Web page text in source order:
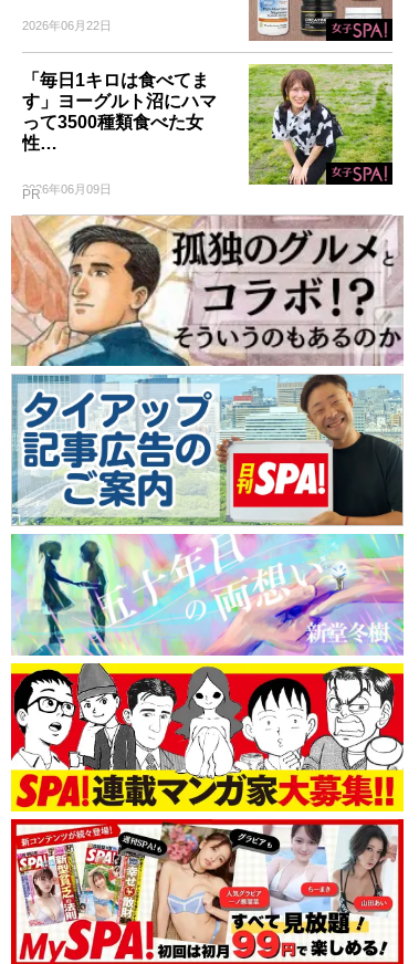
2026年06月22日
「毎日1キロは食べてま
す」ヨーグルト沼にハマ
って3500種類食べた女
性…
2026年06月09日
PR